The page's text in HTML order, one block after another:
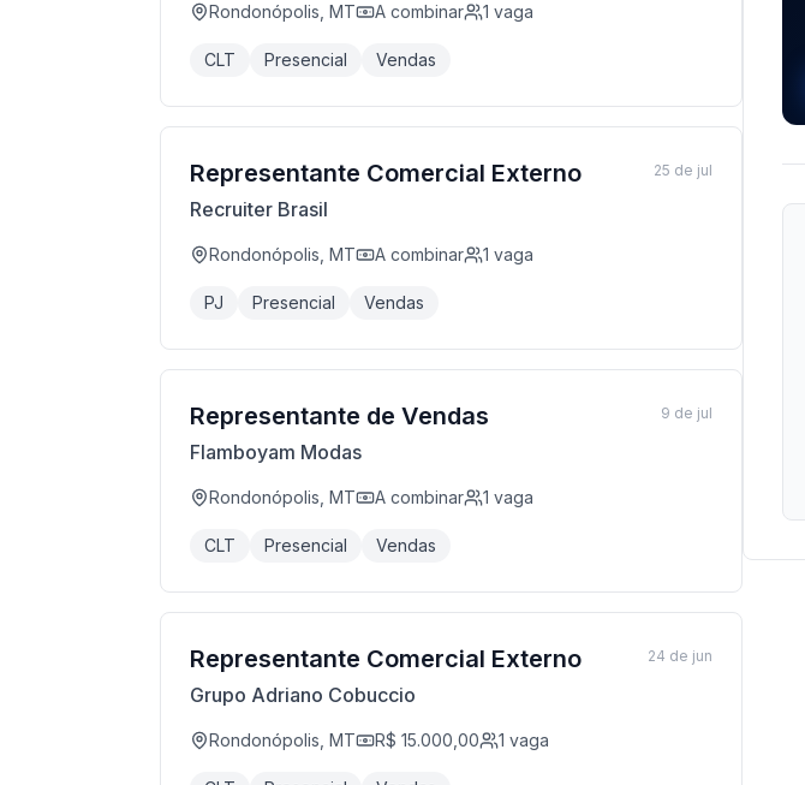
Rondonópolis, MT A combinar 1 vaga
CLT Presencial Vendas
Representante Comercial Externo
Recruiter Brasil
Rondonópolis, MT A combinar 1 vaga
PJ Presencial Vendas
25 de jul
Representante de Vendas
Flamboyam Modas
Rondonópolis, MT A combinar 1 vaga
CLT Presencial Vendas
9 de jul
Representante Comercial Externo
Grupo Adriano Cobuccio
Rondonópolis, MT R$ 15.000,00 1 vaga
24 de jun